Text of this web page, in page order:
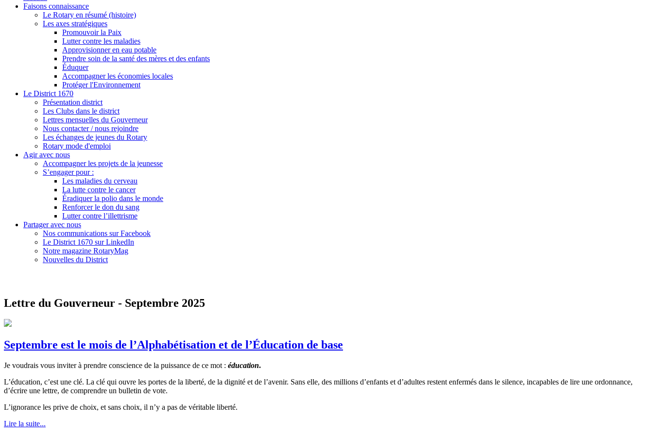
Faisons connaissance
Le Rotary en résumé (histoire)
Les axes stratégiques
Promouvoir la Paix
Lutter contre les maladies
Approvisionner en eau potable
Prendre soin de la santé des mères et des enfants
Éduquer
Accompagner les économies locales
Protéger l'Environnement
Le District 1670
Présentation district
Les Clubs dans le district
Lettres mensuelles du Gouverneur
Nous contacter / nous rejoindre
Les échanges de jeunes du Rotary
Rotary mode d'emploi
Agir avec nous
Accompagner les projets de la jeunesse
S’engager pour :
Les maladies du cerveau
La lutte contre le cancer
Éradiquer la polio dans le monde
Renforcer le don du sang
Lutter contre l’illettrisme
Partager avec nous
Nos communications sur Facebook
Le District 1670 sur LinkedIn
Notre magazine RotaryMag
Nouvelles du District
Lettre du Gouverneur - Septembre 2025
Septembre est le mois de l’Alphabétisation et de l’Éducation de base
Je voudrais vous inviter à prendre conscience de la puissance de ce mot : éducation.
L’éducation, c’est une clé. La clé qui ouvre les portes de la liberté, de la dignité et de l’avenir. Sans elle, des millions d’enfants et d’adultes restent enfermés dans le silence, incapables de lire une ordonnance,
d’écrire une lettre, de comprendre un bulletin de vote.
L’ignorance les prive de choix, et sans choix, il n’y a pas de véritable liberté.
Lire la suite...